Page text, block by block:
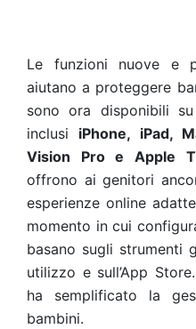
Le funzioni nuove e
aiutano a proteggere
sono ora disponibili
inclusi iPhone, iPad,
Vision Pro e Apple
offrono ai genitori
esperienze online
momento in cui
basano sugli strumenti
utilizzo e sull’App
ha semplificato la
bambini.